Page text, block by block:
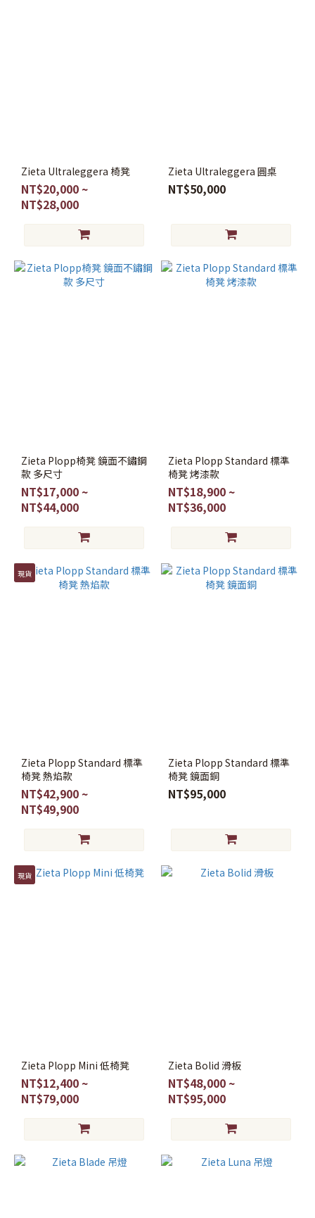
Zieta Ultraleggera 椅凳
NT$20,000 ~
NT$28,000
Zieta Ultraleggera 圓桌
NT$50,000
Zieta Plopp椅凳 鏡面不鏽鋼
款 多尺寸
NT$17,000 ~
NT$44,000
Zieta Plopp Standard 標準
椅凳 烤漆款
NT$18,900 ~
NT$36,000
現貨
Zieta Plopp Standard 標準
椅凳 熱焰款
NT$42,900 ~
NT$49,900
Zieta Plopp Standard 標準
椅凳 鏡面銅
NT$95,000
現貨
Zieta Plopp Mini 低椅凳
NT$12,400 ~
NT$79,000
Zieta Bolid 滑板
NT$48,000 ~
NT$95,000